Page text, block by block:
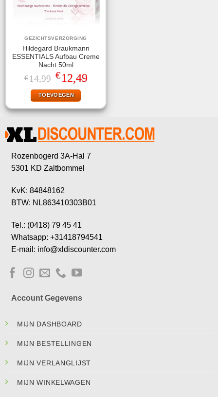
GEZICHTSVERZORGING
Hildegard Braukmann
ESSENTIALS Aufbau Creme
Nacht 50ml
€14,99 Oorspronkelijke
prijs
was:
€14,99.
€12,49Huidige
prijs
TOEVOEGEN
Rozenbogerd 3A-Hal 7
5301 KD Zaltbommel
KvK: 84848162
BTW: NL863410303B01
Tel.: (0418) 79 45 41
Whatsapp: +31418794541
E-mail: info@xldiscounter.com
Account Gegevens
MIJN DASHBOARD
MIJN BESTELLINGEN
MIJN VERLANGLIJST
MIJN WINKELWAGEN